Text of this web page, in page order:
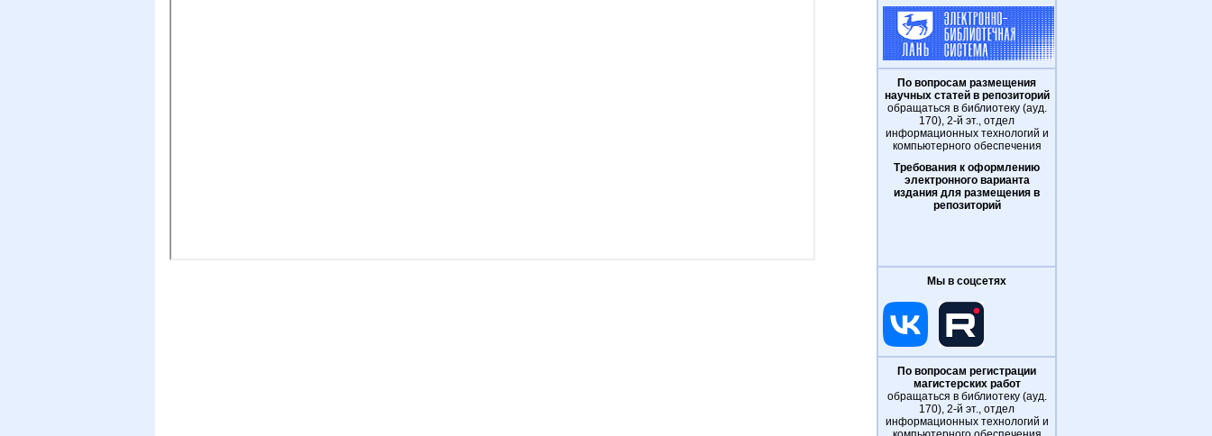
По вопросам размещения
научных статей в репозиторий
обращаться в библиотеку (ауд.
170), 2-й эт., отдел
информационных технологий и
компьютерного обеспечения
Требования к оформлению
электронного варианта
издания для размещения в
репозиторий
Мы в соцсетях
По вопросам регистрации
магистерских работ
обращаться в библиотеку (ауд.
170), 2-й эт., отдел
информационных технологий и